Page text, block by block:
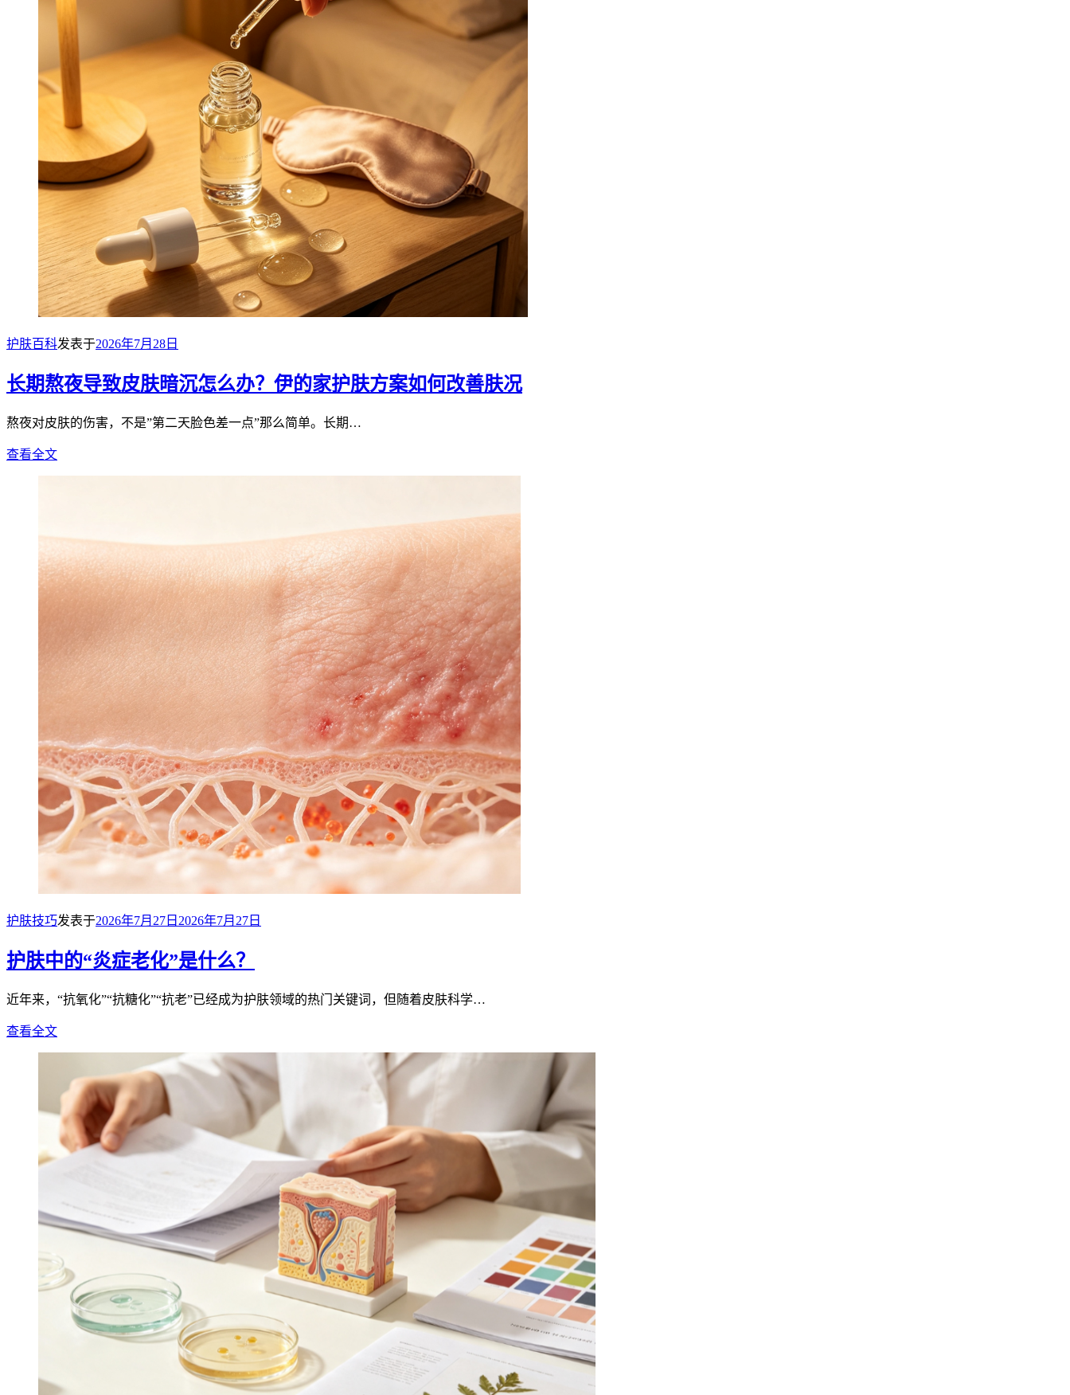
护肤百科发表于2026年7月28日
长期熬夜导致皮肤暗沉怎么办？伊的家护肤方案如何改善肤况
熬夜对皮肤的伤害，不是”第二天脸色差一点”那么简单。长期…
查看全文
护肤技巧发表于2026年7月27日 2026年7月27日
护肤中的“炎症老化”是什么？
近年来，“抗氧化”“抗糖化”“抗老”已经成为护肤领域的热门关键词，但随着皮肤科学…
查看全文